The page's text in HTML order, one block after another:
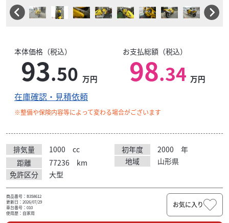
本体価格（税込）
93.50 万円
お支払総額（税込）
98.34 万円
在庫確認・見積依頼
※整備や保険内容等によって変わる場合がございます
排気量 1000 cc 初年度 2000
年
距離
77236 km 地域
山形県
免許区分
大型
商品番号：B358612
更新日：2026/07/29
車台番号：010
使用歴：自家用
お気に入り